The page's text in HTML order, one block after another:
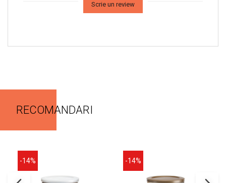
Scrie un review
RECOMANDARI
-14% -14%